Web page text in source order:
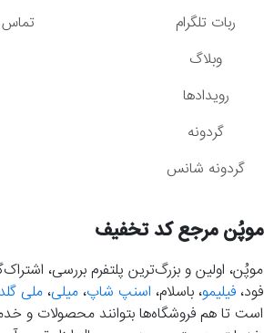
ربات تلگرام
وبلاگ
رویدادها
گردونه
گردونه شانس
تماس
موپُن مرجع کد تخفیف
موپُن، اولین و بزرگ‌ترین پلتفرم بررسی،
فود، فیلیمو، باسلام، اسنپ شاپ، میلی، ملی
است تا هم فروشگاه‌ها بتوانند محصولات و